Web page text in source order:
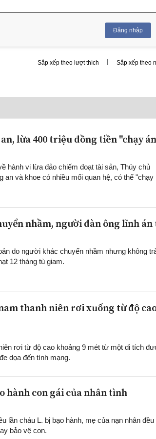
Đăng nhập
Sắp xếp theo lượt thích | Sắp xếp theo
lừa 400 triệu đồng tiền "chạy
hành vi lừa đảo chiếm đoạt tài sản, Thúy chủ
an và khoe có nhiều mối quan hệ, có thể "chạy
nhầm, người đàn ông lĩnh án
do người khác chuyển nhầm nhưng không
12 tháng tù giam.
thanh niên rơi xuống từ độ
rơi từ độ cao khoảng 9 mét từ một di tích
dọa đến tính mạng.
hành con gái của nhân tình
lần cháu L. bị bạo hành, mẹ của nạn nhân đều
bảo vệ con.